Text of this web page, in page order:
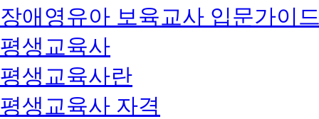
장애영유아 보육교사 입문가이
평생교육사
평생교육사란
평생교육사 자격